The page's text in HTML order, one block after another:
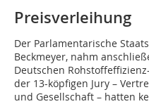
Preisverleihung
Der Parlamentarische
Beckmeyer, nahm
Deutschen
der 13-köpfigen Jury –
und Gesellschaft – hatten